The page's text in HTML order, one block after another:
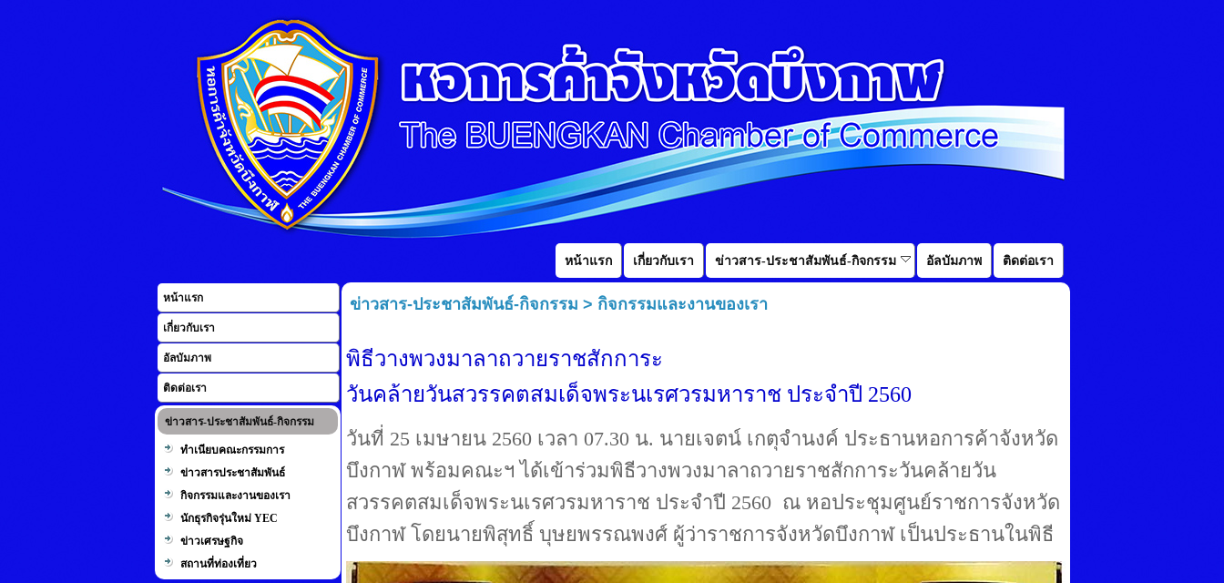
ติดต่อเรา
อัลบัมภาพ
ข่าวสาร-ประชาสัมพันธ์-กิจกรรม
เกี่ยวกับเรา
หน้าแรก
หน้าแรก
เกี่ยวกับเรา
อัลบัมภาพ
ติดต่อเรา
ข่าวสาร-ประชาสัมพันธ์-กิจกรรม
ทำเนียบคณะกรรมการ
ข่าวสารประชาสัมพันธ์
กิจกรรมและงานของเรา
นักธุรกิจรุ่นใหม่ YEC
ข่าวเศรษฐกิจ
สถานที่ท่องเที่ยว
ข่าวสาร-ประชาสัมพันธ์-กิจกรรม > กิจกรรมและงานของเรา
พิธีวางพวงมาลาถวายราชสักการะ
วันคล้ายวันสวรรคตสมเด็จพระนเรศวรมหาราช ประจำปี 2560
วันที่ 25 เมษายน 2560 เวลา 07.30 น. นายเจตน์ เกตุจำนงค์ ประธานหอการค้าจังหวัด
บึงกาฬ พร้อมคณะฯ ได้เข้าร่วมพิธีวางพวงมาลาถวายราชสักการะวันคล้ายวัน
สวรรคตสมเด็จพระนเรศวรมหาราช ประจำปี 2560 ณ หอประชุมศูนย์ราชการจังหวัด
บึงกาฬ โดยนายพิสุทธิ์ บุษยพรรณพงศ์ ผู้ว่าราชการจังหวัดบึงกาฬ เป็นประธานในพิธี